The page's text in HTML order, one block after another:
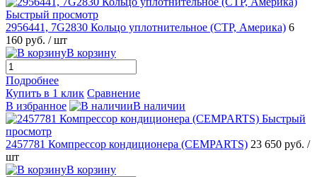
Быстрый просмотр
2956441, 7G2830 Кольцо уплотнительное (CTP, Америка) 6
160 руб. / шт
В корзину
Подробнее
Купить в 1 клик Сравнение
В избранное
В наличии
Быстрый
просмотр
2457781 Компрессор кондиционера (CEMPARTS) 23 650 руб. /
шт
В корзину